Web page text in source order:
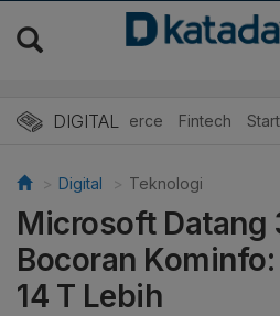
DIGITAL
E-Commerce Fintech
Digital Teknologi
Microsoft Datang
Bocoran
14 T Lebih